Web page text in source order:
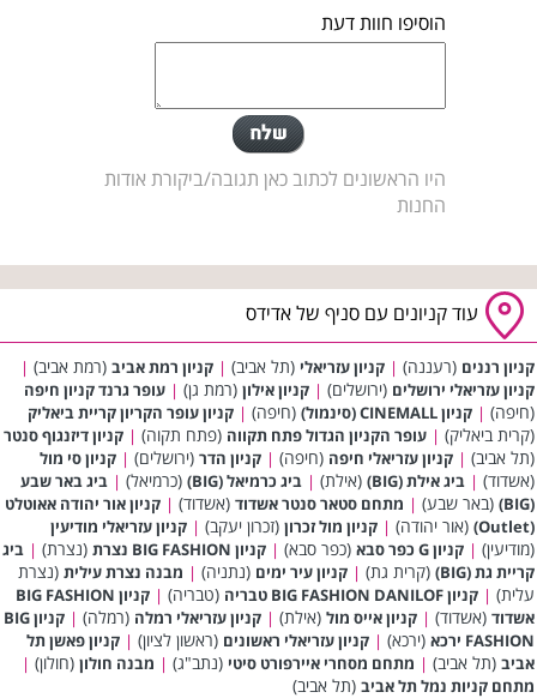
הוסיפו חוות דעת
היו הראשונים לכתוב כאן תגובה/ביקורת אודות
החנות
עוד קניונים עם סניף של אדידס
קניון רננים (רעננה) | קניון עזריאלי (תל אביב) | קניון רמת אביב (רמת אביב) |
קניון עזריאלי ירושלים (ירושלים) | קניון אילון (רמת גן) | עופר גרנד קניון חיפה
(חיפה) | קניון CINEMALL (סינמול) (חיפה) | קניון עופר הקריון קריית ביאליק
(קרית ביאליק) | עופר הקניון הגדול פתח תקווה (פתח תקוה) | קניון דיזנגוף סנטר
(תל אביב) | קניון עזריאלי חיפה (חיפה) | קניון הדר (ירושלים) | קניון סי מול
(אשדוד) | ביג אילת (BIG) (אילת) | ביג כרמיאל (BIG) (כרמיאל) | ביג באר שבע
(BIG)
(באר שבע) | מתחם סטאר סנטר אשדוד (אשדוד) | קניון אור יהודה אאוטלט
(Outlet)
(אור יהודה) | קניון מול זכרון (זכרון יעקב) | קניון עזריאלי מודיעין
(מודיעין) | קניון G כפר סבא (כפר סבא) | קניון BIG FASHION נצרת (נצרת) | ביג
קריית גת (BIG)
(קרית גת) | קניון עיר ימים (נתניה) | מבנה נצרת עילית (נצרת
עלית) | קניון BIG FASHION DANILOF טבריה (טבריה) |
קניון BIG FASHION
אשדוד (אשדוד) | קניון אייס מול (אילת) | קניון עזריאלי רמלה (רמלה) |
קניון BIG
FASHION ירכא
(ירכא) | קניון עזריאלי ראשונים (ראשון לציון) | קניון פאשן תל
אביב (תל אביב) | מתחם מסחרי איירפורט סיטי (נתב"ג) | מבנה חולון (חולון) |
מתחם קניות נמל תל אביב (תל אביב)